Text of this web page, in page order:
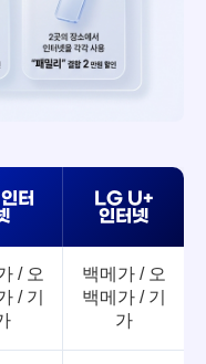
터
LG U+
인터넷
/ 오
/ 기
백메가 / 오
백메가 / 기
가